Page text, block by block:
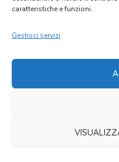
caratteristiche e funzioni.
Gestisci servizi